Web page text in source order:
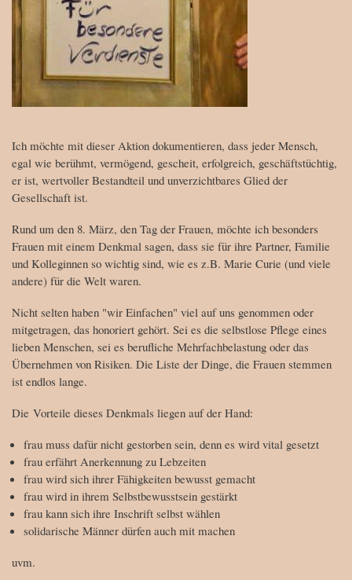
Ich möchte mit dieser Aktion dokumentieren, dass jeder Mensch,
egal wie berühmt, vermögend, gescheit, erfolgreich, geschäftstüchtig,
er ist, wertvoller Bestandteil und unverzichtbares Glied der
Gesellschaft ist.
Rund um den 8. März, den Tag der Frauen, möchte ich besonders
Frauen mit einem Denkmal sagen, dass sie für ihre Partner, Familie
und Kolleginnen so wichtig sind, wie es z.B. Marie Curie (und viele
andere) für die Welt waren.
Nicht selten haben "wir Einfachen" viel auf uns genommen oder
mitgetragen, das honoriert gehört. Sei es die selbstlose Pflege eines
lieben Menschen, sei es berufliche Mehrfachbelastung oder das
Übernehmen von Risiken. Die Liste der Dinge, die Frauen stemmen
ist endlos lange.
Die Vorteile dieses Denkmals liegen auf der Hand:
frau muss dafür nicht gestorben sein, denn es wird vital gesetzt
frau erfährt Anerkennung zu Lebzeiten
frau wird sich ihrer Fähigkeiten bewusst gemacht
frau wird in ihrem Selbstbewusstsein gestärkt
frau kann sich ihre Inschrift selbst wählen
solidarische Männer dürfen auch mit machen
uvm.